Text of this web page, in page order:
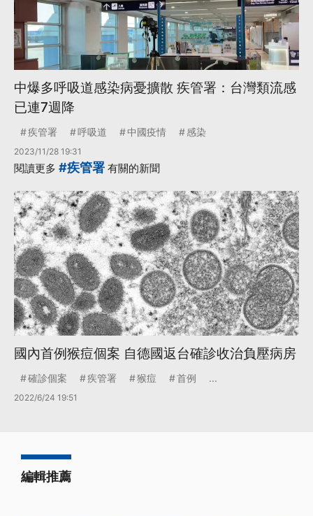
中爆多呼吸道感染病憂擴散 疾管署：台灣類流感
已連7週降
疾管署 呼吸道 中國疫情 感染
2023/11/28 19:31
閱讀更多 #疾管署 有關的新聞
國內首例猴痘個案 自德國返台確診收治負壓病房
確診個案 疾管署 猴痘 首例 ...
2022/6/24 19:51
編輯推薦